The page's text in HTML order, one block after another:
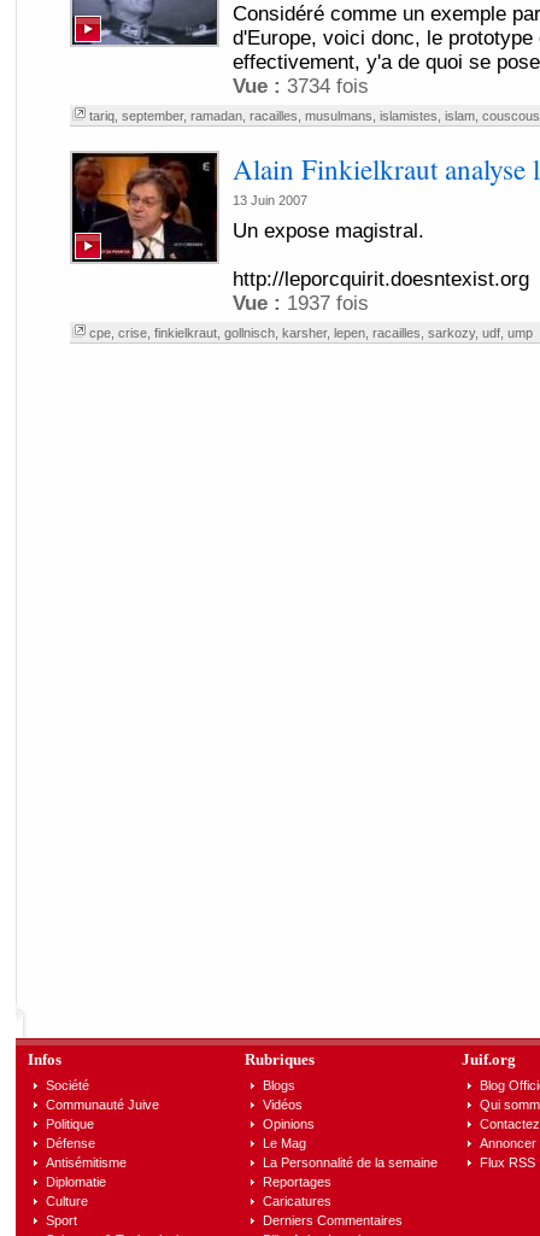
Considéré comme un exemple
d'Europe, voici donc, le
effectivement, y'a de quoi se
Vue : 3734 fois
tariq, september, ramadan, racailles musulmans islamistes islam, couscous
Alain Finkielkraut analyse
13 Juin 2007
Un expose magistral.
http://leporcquirit.doesntexist.org
Vue : 1937 fois
cpe, crise, finkielkraut, gollnisch, karsher, lepen, racailles sarkozy, udf, ump
Infos
Société
Communauté Juive
Politique
Défense
Antisémitisme
Diplomatie
Culture
Sport
Rubriques
Blogs
Vidéos
Opinions
Le Mag
La Personnalité de la semaine
Reportages
Caricatures
Derniers Commentaires
Juif.org
Blog
Qui
Annoncer
Flux RSS